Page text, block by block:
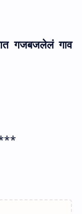
गजबजलेलं गाव